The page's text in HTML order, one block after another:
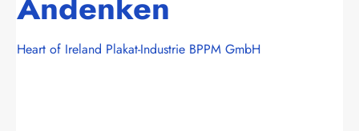
Heart of Ireland Plakat-Industrie BPPM GmbH